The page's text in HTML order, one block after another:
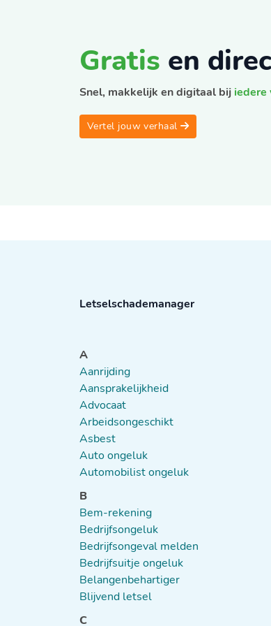
Gratis en
Snel, makkelijk en digitaal bij iedere
Vertel jouw verhaal
Letselschademanager
A
Aanrijding
Aansprakelijkheid
Advocaat
Arbeidsongeschikt
Asbest
Auto ongeluk
Automobilist ongeluk
B
Bem-rekening
Bedrijfsongeluk
Bedrijfsongeval melden
Bedrijfsuitje ongeluk
Belangenbehartiger
Blijvend letsel
C